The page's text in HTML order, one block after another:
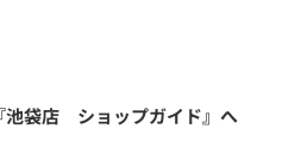
袋店 ショップガイド』へ